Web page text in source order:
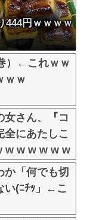
444円ｗｗｗｗ
）←これｗｗ
ｗｗ
女さん、『コ
全にあたしこ
w w w w w w
か「何でも切
い(ﾆﾁｯ」←こ